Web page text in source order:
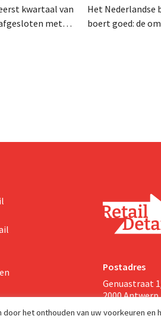
kwartaal van
met
Het Nederlandse
boert goed: de
Postadres
Genuastraat
2000 Antwerp
het onthouden van uw voorkeuren en